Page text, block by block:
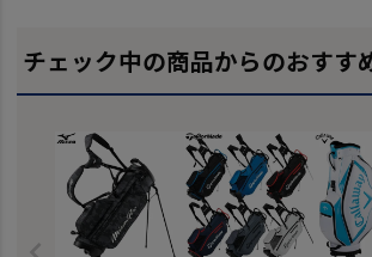
チェック中の商品からのおすす